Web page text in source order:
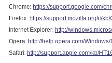
Chrome: https://support.google.com/
Firefox: https://support.mozilla.org/it/
Internet Explorer: http://
Opera: http://help.opera.com/
Safari: http://support.apple.com/kb/